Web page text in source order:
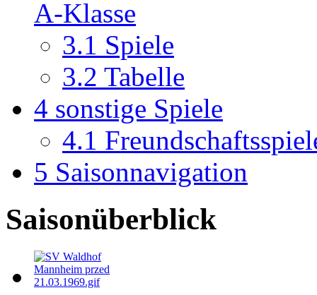
A-Klasse
3.1 Spiele
3.2 Tabelle
4 sonstige Spiele
4.1
5 Saisonnavigation
Saisonüberblick